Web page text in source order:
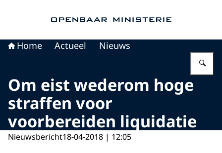
Home Actueel Nieuws
Om eist wederom hoge
straffen voor
voorbereiden liquidatie
Nieuwsbericht18-04-2018 | 12:05